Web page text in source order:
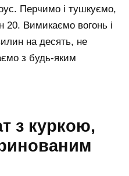
Перчимо і тушкуємо,
Вимикаємо вогонь і
на десять, не
з будь-яким
з куркою,